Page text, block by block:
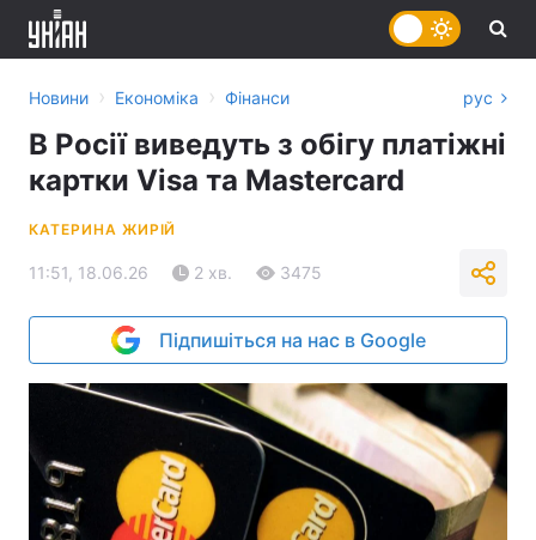
Новини › Економіка › Фінанси рус
В Росії виведуть з обігу платіжні
картки Visa та Mastercard
КАТЕРИНА ЖИРІЙ
11:51, 18.06.26 2 хв. 3475
Підпишіться на нас в Google